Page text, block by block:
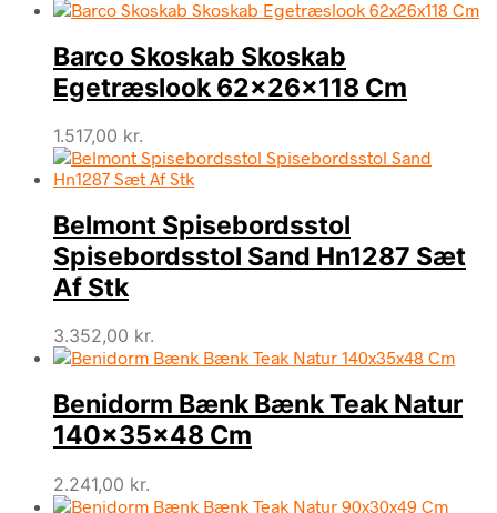
Barco Skoskab Skoskab
Egetræslook 62x26x118 Cm
1.517,00 kr.
Belmont Spisebordsstol
Spisebordsstol Sand Hn1287 Sæt
Af Stk
3.352,00 kr.
Benidorm Bænk Bænk Teak Natur
140x35x48 Cm
2.241,00 kr.